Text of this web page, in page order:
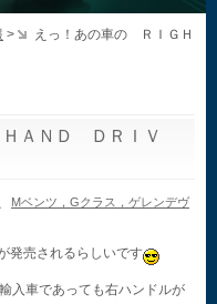
>
えっ！あの車の ＲＩＧＨ
ＡＮＤ ＤＲＩＶ
Mベンツ，Gクラス，ゲレンデヴ
発売されるらしいです
入車であっても右ハンドルが